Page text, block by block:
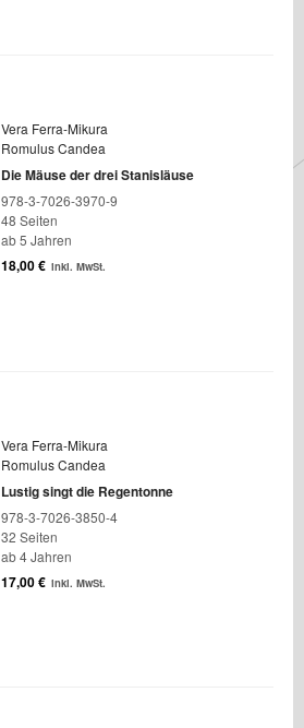
Vera Ferra-Mikura
Romulus Candea
Die Mäuse der drei Stanisläuse
978-3-7026-3970-9
48 Seiten
ab 5 Jahren
18,00€ inkl. MwSt.
Vera Ferra-Mikura
Romulus Candea
Lustig singt die Regentonne
978-3-7026-3850-4
32 Seiten
ab 4 Jahren
17,00€ inkl. MwSt.